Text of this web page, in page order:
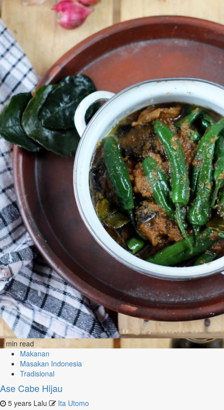
2 min read
Makanan
Masakan Indonesia
Tradisional
Ase Cabe Hijau
5 years Lalu Ita Utomo